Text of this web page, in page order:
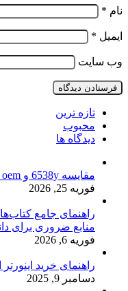
نام *
ایمیل *
وب‌ سایت
تازه ترین
محبوب
دیدگاه ها
مقایسه 6538y و intel xeon platinum 8470q oem
فوریه 25, 2026
راهنمای جامع
منابع ضروری برای
فوریه 6, 2026
راهنمای خرید
دسامبر 9, 2025